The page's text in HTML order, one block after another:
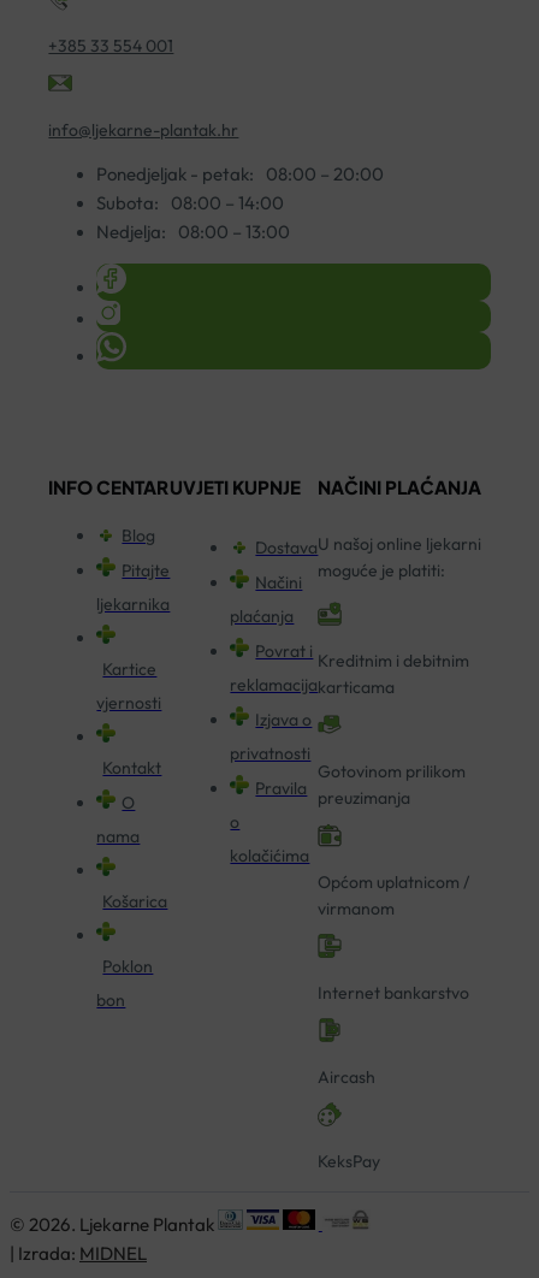
+385 33 554 001
info@ljekarne-plantak.hr
Ponedjeljak - petak:
08:00 – 20:00
Subota:
08:00 – 14:00
Nedjelja:
08:00 – 13:00
INFO CENTAR
Blog
Pitajte
ljekarnika
Kartice
vjernosti
Kontakt
O
nama
Košarica
Poklon
bon
UVJETI KUPNJE
Dostava
Načini
plaćanja
Povrat i
reklamacija
Izjava o
privatnosti
Pravila
o
kolačićima
NAČINI PLAĆANJA
U našoj online ljekarni
moguće je platiti:
Kreditnim i debitnim
karticama
Gotovinom prilikom
preuzimanja
Općom uplatnicom /
virmanom
Internet bankarstvo
Aircash
KeksPay
© 2026. Ljekarne Plantak
| Izrada: MIDNEL